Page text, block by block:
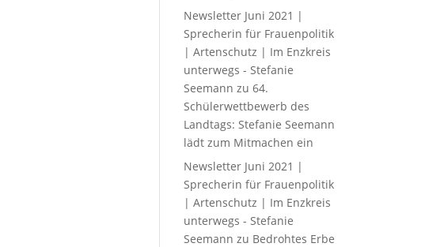
Newsletter Juni 2021 |
Sprecherin für Frauenpolitik
| Artenschutz | Im Enzkreis
unterwegs - Stefanie
Seemann zu64.
Schülerwettbewerb des
Landtags: Stefanie Seemann
lädt zum Mitmachen ein
Newsletter Juni 2021 |
Sprecherin für Frauenpolitik
| Artenschutz | Im Enzkreis
unterwegs - Stefanie
Seemann zu Bedrohtes Erbe